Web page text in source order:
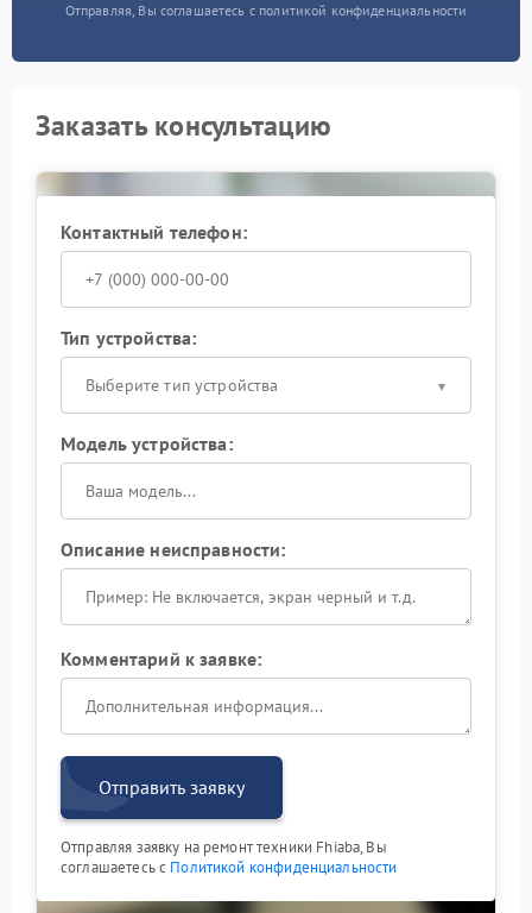
Отправляя, Вы соглашаетесь с политикой конфиденциальности
Заказать консультацию
Контактный телефон:
Тип устройства:
Выберите тип устройства
Модель устройства:
Описание неисправности:
Комментарий к заявке:
Отправить заявку
Отправляя заявку на ремонт техники Fhiaba, Вы
соглашаетесь с Политикой конфиденциальности